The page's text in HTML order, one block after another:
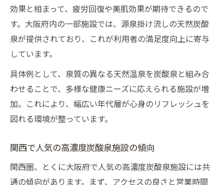
効果と相まって、疲労回復や美肌効果が期待できるので
す。大阪府内の一部施設では、源泉掛け流しの天然炭酸
泉が提供されており、これが利用者の満足度向上に寄与
しています。
具体例として、泉質の異なる天然温泉を炭酸泉と組み合
わせることで、多様な健康ニーズに応えられる施設が増
加。これにより、幅広い年代層が心身のリフレッシュを
図れる環境が整っています。
関西で人気の高濃度炭酸泉施設の傾向
関西圏、とくに大阪府で人気の高濃度炭酸泉施設には共
通の傾向があります。まず、アクセスの良さと営業時間